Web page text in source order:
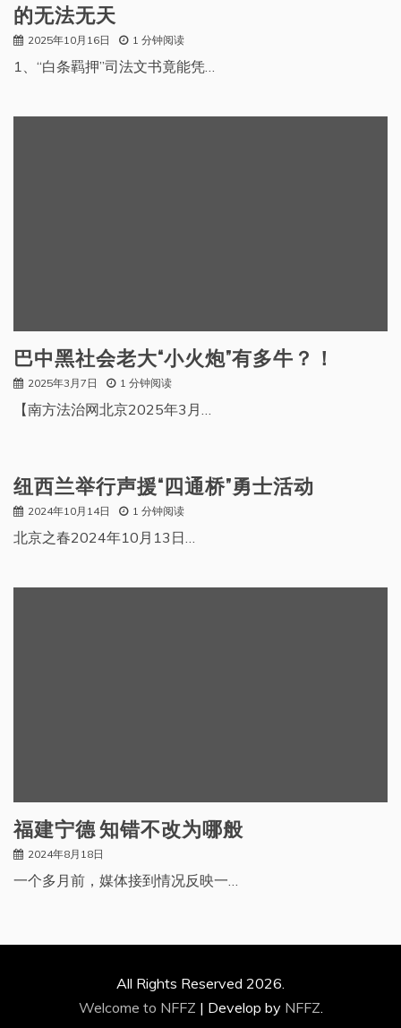
的无法无天
2025年10月16日 1 分钟阅读
1、“白条羁押”司法文书竟能凭…
巴中黑社会老大“小火炮”有多牛？！
2025年3月7日 1 分钟阅读
【南方法治网北京2025年3月…
纽西兰举行声援“四通桥”勇士活动
2024年10月14日 1 分钟阅读
北京之春2024年10月13日…
福建宁德 知错不改为哪般
2024年8月18日
一个多月前，媒体接到情况反映一…
All Rights Reserved 2026.
Welcome to NFFZ | Develop by NFFZ.